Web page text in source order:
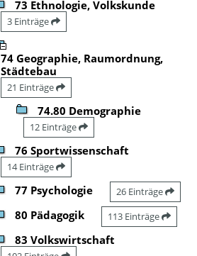
73 Ethnologie, Volkskunde
3 Einträge
74 Geographie, Raumordnung,
Städtebau
21 Einträge
74.80 Demographie
12 Einträge
76 Sportwissenschaft
14 Einträge
77 Psychologie 26 Einträge
80 Pädagogik 113 Einträge
83 Volkswirtschaft